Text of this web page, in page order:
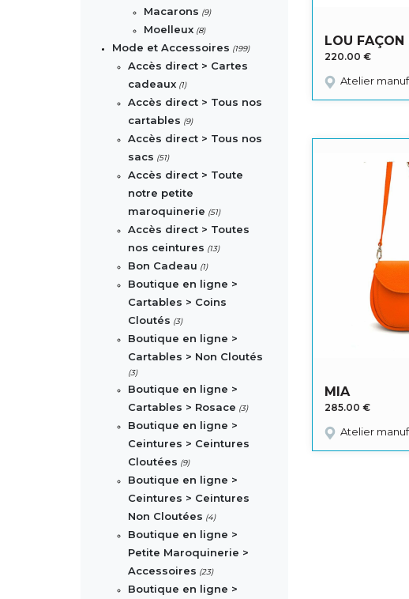
Macarons (9)
Moelleux (8)
Mode et Accessoires (199)
Accès direct > Cartes
cadeaux (1)
Accès direct > Tous nos
cartables (9)
Accès direct > Tous nos
sacs (51)
Accès direct > Toute
notre petite
maroquinerie (51)
Accès direct > Toutes
nos ceintures (13)
Bon Cadeau (1)
Boutique en ligne >
Cartables > Coins
Cloutés (3)
Boutique en ligne >
Cartables > Non Cloutés
(3)
Boutique en ligne >
Cartables > Rosace (3)
Boutique en ligne >
Ceintures > Ceintures
Cloutées (9)
Boutique en ligne >
Ceintures > Ceintures
Non Cloutées (4)
Boutique en ligne >
Petite Maroquinerie >
Accessoires (23)
Boutique en ligne >
LOU
220.00 €
Atelier
MIA
285.00 €
Atelier